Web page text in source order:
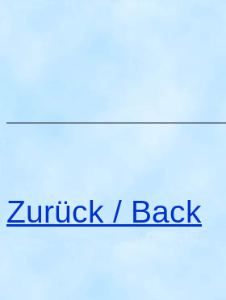
Zurück / Back